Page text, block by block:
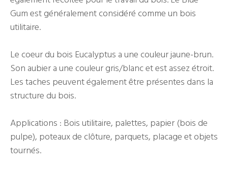
Gum est généralement considéré comme un bois
utilitaire.
Le coeur du bois Eucalyptus a une couleur jaune-brun.
Son aubier a une couleur gris/blanc et est assez étroit.
Les taches peuvent également être présentes dans la
structure du bois.
Applications : Bois utilitaire, palettes, papier (bois de
pulpe), poteaux de clôture, parquets, placage et objets
tournés.